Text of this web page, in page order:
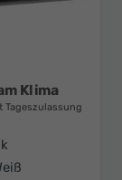
Klima
Tageszulassung